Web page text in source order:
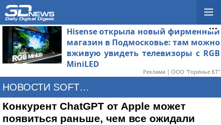
Hisense открыла новый фирменный
магазин в Подмосковье: там можно
вживую увидеть телевизоры с RGB
MiniLED
Реклама | ООО "Горенье БТ"
НОВОСТИ SOFTWARE
Конкурент ChatGPT от Apple может
появиться раньше, чем все ожидали